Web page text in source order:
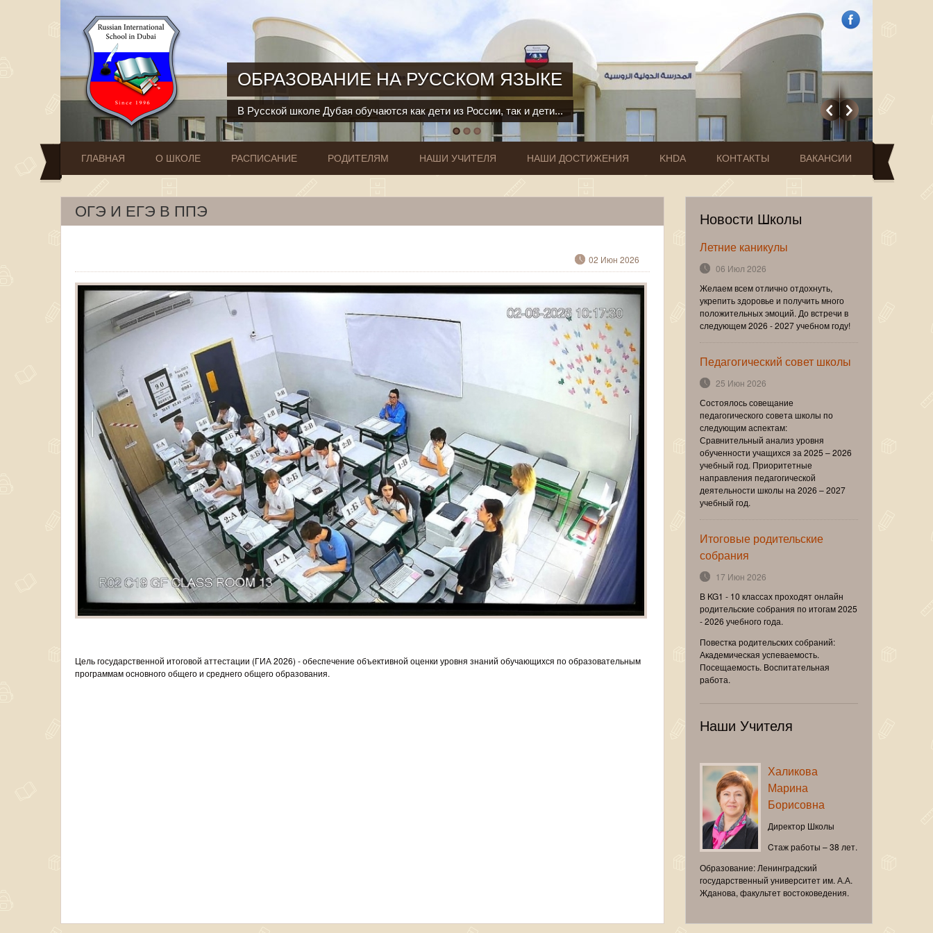
ОБРАЗОВАНИЕ НА РУССКОМ ЯЗЫКЕ
В Русской школе Дубая обучаются как дети из России, так и дети...
ГЛАВНАЯ О ШКОЛЕ РАСПИСАНИЕ РОДИТЕЛЯМ НАШИ УЧИТЕЛЯ НАШИ ДОСТИЖЕНИЯ KHDA КОНТАКТЫ ВАКАНСИИ
ОГЭ И ЕГЭ В ППЭ
02 Июн 2026
Цель государственной итоговой аттестации (ГИА 2026) - обеспечение объективной оценки уровня знаний обучающихся по образовательным
программам основного общего и среднего общего образования.
Новости Школы
Летние каникулы
06 Июл 2026
Желаем всем отлично отдохнуть,
укрепить здоровье и получить много
положительных эмоций. До встречи в
следующем 2026 - 2027 учебном году!
Педагогический совет школы
25 Июн 2026
Состоялось совещание
педагогического совета школы по
следующим аспектам:
Сравнительный анализ уровня
обученности учащихся за 2025 – 2026
учебный год. Приоритетные
направления педагогической
деятельности школы на 2026 – 2027
учебный год.
Итоговые родительские
собрания
17 Июн 2026
В KG1 - 10 классах проходят онлайн
родительские собрания по итогам 2025
- 2026 учебного года.
Повестка родительских собраний:
Академическая успеваемость.
Посещаемость. Воспитательная
работа.
Наши Учителя
Халикова
Марина
Борисовна
Директор Школы
Cтаж работы – 38 лет.
Образование: Ленинградский
государственный университет им. А.А.
Жданова, факультет востоковедения.